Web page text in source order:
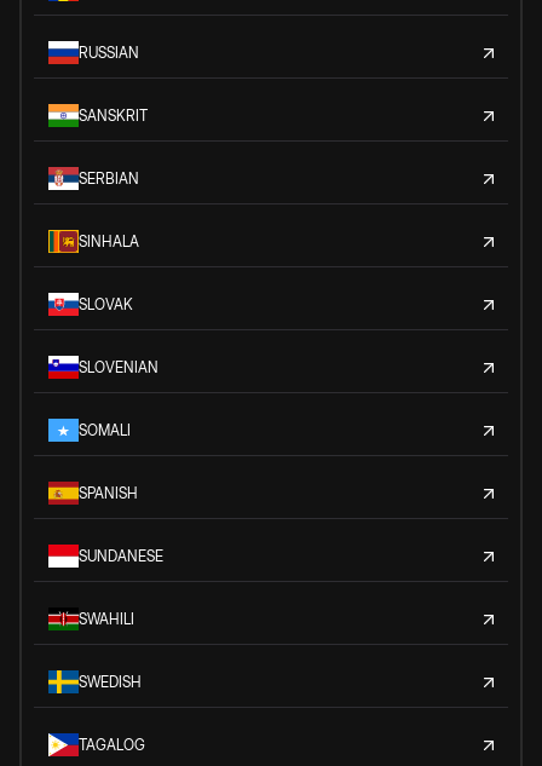
RUSSIAN
SANSKRIT
SERBIAN
SINHALA
SLOVAK
SLOVENIAN
SOMALI
SPANISH
SUNDANESE
SWAHILI
SWEDISH
TAGALOG